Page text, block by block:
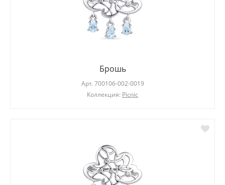
Брошь
Арт. 700106-002-0019
Коллекция: Picnic